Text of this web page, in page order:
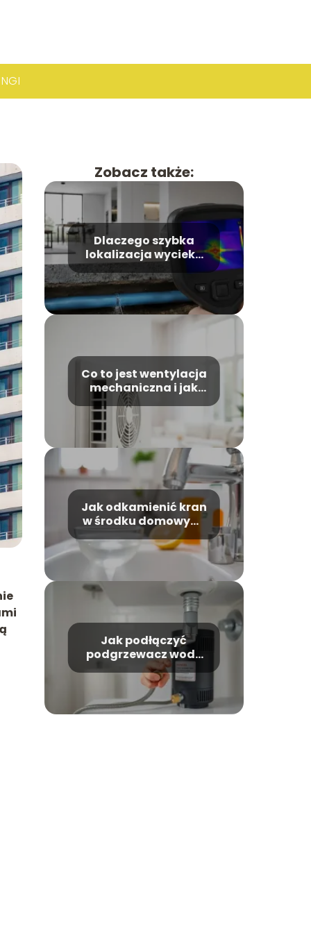
Zobacz także:
Dlaczego szybka
lokalizacja wycieku
pozwala uniknąć
kosztownego
remontu?
Co to jest wentylacja
mechaniczna i jak
działa?
Jak odkamienić kran
w środku domowymi
sposobami?
Jak podłączyć
podgrzewacz wody
do kranu krok po
kroku?